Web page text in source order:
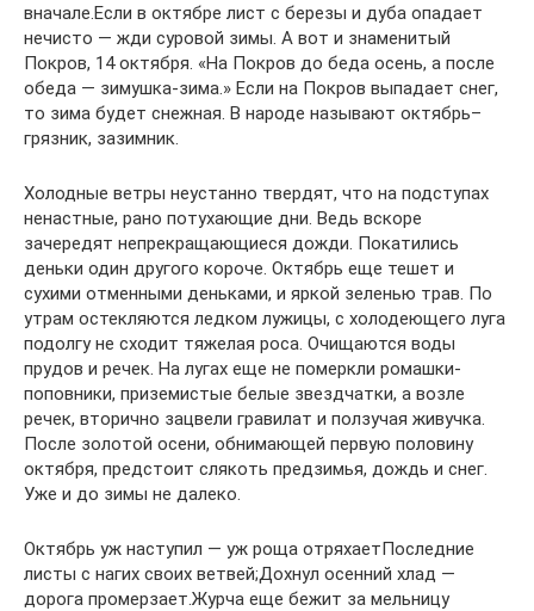
вначале.Если в октябре лист с березы и дуба опадает
нечисто — жди суровой зимы. А вот и знаменитый
Покров, 14 октября. «На Покров до беда осень, а после
обеда — зимушка-зима.» Если на Покров выпадает снег,
то зима будет снежная. В народе называют октябрь–
грязник, зазимник.
Холодные ветры неустанно твердят, что на подступах
ненастные, рано потухающие дни. Ведь вскоре
зачередят непрекращающиеся дожди. Покатились
деньки один другого короче. Октябрь еще тешет и
сухими отменными деньками, и яркой зеленью трав. По
утрам остекляются ледком лужицы, с холодеющего луга
подолгу не сходит тяжелая роса. Очищаются воды
прудов и речек. На лугах еще не померкли ромашки-
поповники, приземистые белые звездчатки, а возле
речек, вторично зацвели гравилат и ползучая живучка.
После золотой осени, обнимающей первую половину
октября, предстоит слякоть предзимья, дождь и снег.
Уже и до зимы не далеко.
Октябрь уж наступил — уж роща отряхаетПоследние
листы с нагих своих ветвей;Дохнул осенний хлад —
дорога промерзает.Журча еще бежит за мельницу